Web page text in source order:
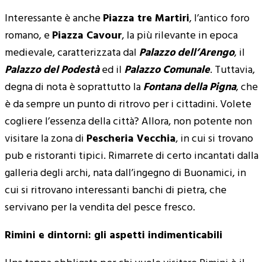
Interessante è anchePiazza tre Martiri, l’antico foro
romano, ePiazza Cavour, la più rilevante in epoca
medievale, caratterizzata dal Palazzo dell’Arengo, il
Palazzo del Podestàed il Palazzo Comunale. Tuttavia,
degna di nota è soprattutto laFontana della Pigna, che
è da sempre un punto di ritrovo per i cittadini. Volete
cogliere l’essenza della città? Allora, non potente non
visitare la zona di Pescheria Vecchia, in cui si trovano
pub e ristoranti tipici. Rimarrete di certo incantati dalla
galleria degli archi, nata dall’ingegno di Buonamici, in
cui si ritrovano interessanti banchi di pietra, che
servivano per la vendita del pesce fresco.
Rimini e dintorni: gli aspetti indimenticabili